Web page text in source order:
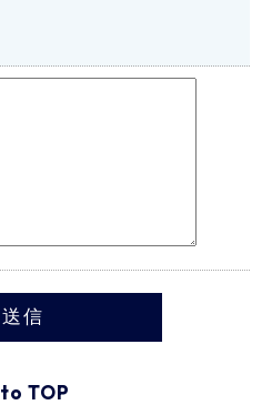
to TOP